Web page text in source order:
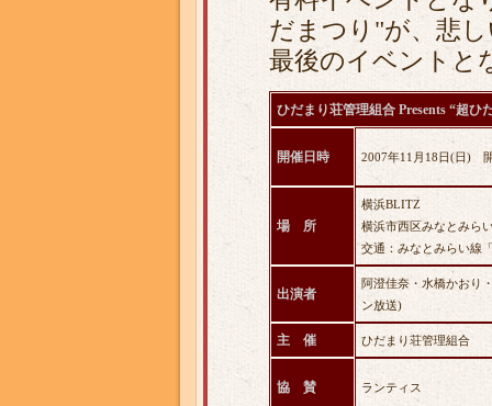
だまつり"が、悲
最後のイベントと
ひだまり荘管理組合 Presents “超ひ
開催日時 2007年11月18日(日)
場 所
横浜BLITZ
横浜市西区みなとみら
交通：みなとみらい線
出演者
阿澄佳奈・水橋かおり
ン放送)
主 催 ひだまり荘管理組合
協 賛 ランティス